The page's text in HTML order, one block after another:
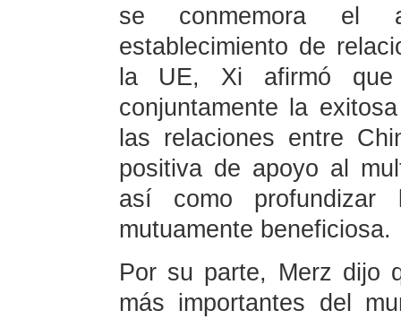
se conmemora el
establecimiento de
la UE, Xi afirmó que
conjuntamente la
las relaciones entre
positiva de apoyo al
así como
mutuamente beneficiosa.
Por su parte, Merz dijo
más importantes del